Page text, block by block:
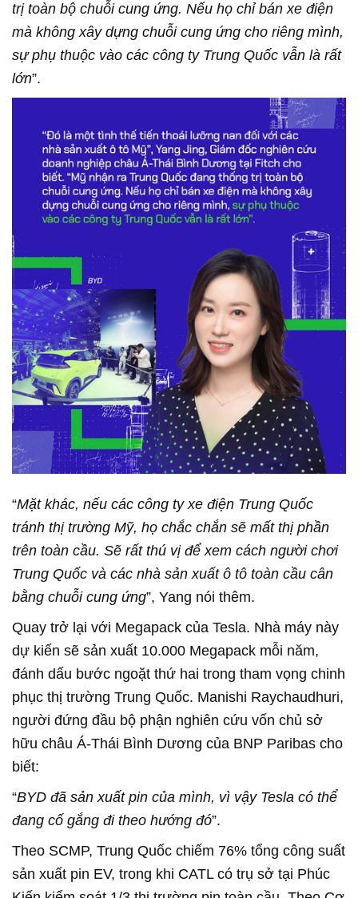
trị toàn bộ chuỗi cung ứng. Nếu họ chỉ bán xe điện
mà không xây dựng chuỗi cung ứng cho riêng mình,
sự phụ thuộc vào các công ty Trung Quốc vẫn là rất
lớn”.
“Mặt khác, nếu các công ty xe điện Trung Quốc
tránh thị trường Mỹ, họ chắc chắn sẽ mất thị phần
trên toàn cầu. Sẽ rất thú vị để xem cách người chơi
Trung Quốc và các nhà sản xuất ô tô toàn cầu cân
bằng chuỗi cung ứng”, Yang nói thêm.
Quay trở lại với Megapack của Tesla. Nhà máy này
dự kiến sẽ sản xuất 10.000 Megapack mỗi năm,
đánh dấu bước ngoặt thứ hai trong tham vọng chinh
phục thị trường Trung Quốc. Manishi Raychaudhuri,
người đứng đầu bộ phận nghiên cứu vốn chủ sở
hữu châu Á-Thái Bình Dương của BNP Paribas cho
biết:
“BYD đã sản xuất pin của mình, vì vậy Tesla có thể
đang cố gắng đi theo hướng đó”.
Theo SCMP, Trung Quốc chiếm 76% tổng công suất
sản xuất pin EV, trong khi CATL có trụ sở tại Phúc